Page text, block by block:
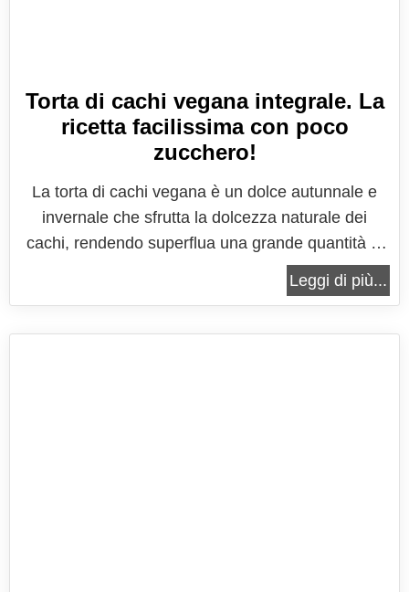
Torta di cachi vegana integrale. La
ricetta facilissima con poco
zucchero!
La torta di cachi vegana è un dolce autunnale e
invernale che sfrutta la dolcezza naturale dei
cachi, rendendo superflua una grande quantità di
zucchero aggiunto. È una torta ricca di sapore,
morbida e umida, che rappresenta un’ottima scelta
Leggi di più...